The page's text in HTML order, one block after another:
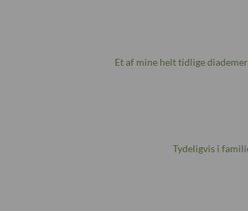
Et af mine helt tidlige
Tydeligvis i